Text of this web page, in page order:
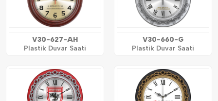
V30-627-AH
Plastik Duvar Saati
V30-660-G
Plastik Duvar Saati